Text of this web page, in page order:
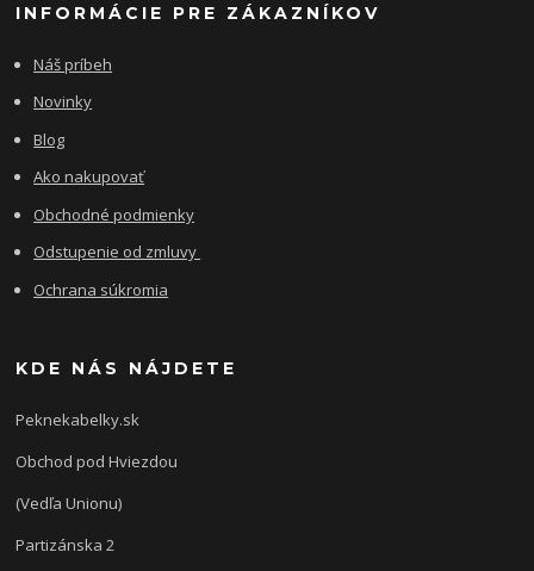
INFORMÁCIE PRE ZÁKAZNÍKOV
Náš príbeh
Novinky
Blog
Ako nakupovať
Obchodné podmienky
Odstupenie od zmluvy
Ochrana súkromia
KDE NÁS NÁJDETE
Peknekabelky.sk
Obchod pod Hviezdou
(Vedľa Unionu)
Partizánska 2